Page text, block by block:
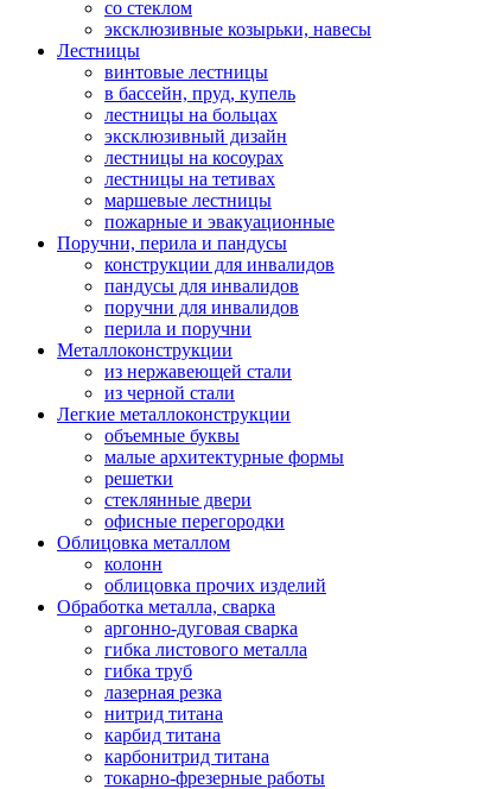
со стеклом
эксклюзивные козырьки, навесы
Лестницы
винтовые лестницы
в бассейн, пруд, купель
лестницы на больцах
эксклюзивный дизайн
лестницы на косоурах
лестницы на тетивах
маршевые лестницы
пожарные и эвакуационные
Поручни, перила и пандусы
конструкции для инвалидов
пандусы для инвалидов
поручни для инвалидов
перила и поручни
Металлоконструкции
из нержавеющей стали
из черной стали
Легкие металлоконструкции
объемные буквы
малые архитектурные формы
решетки
стеклянные двери
офисные перегородки
Облицовка металлом
колонн
облицовка прочих изделий
Обработка металла, сварка
аргонно-дуговая сварка
гибка листового металла
гибка труб
лазерная резка
нитрид титана
карбид титана
карбонитрид титана
токарно-фрезерные работы